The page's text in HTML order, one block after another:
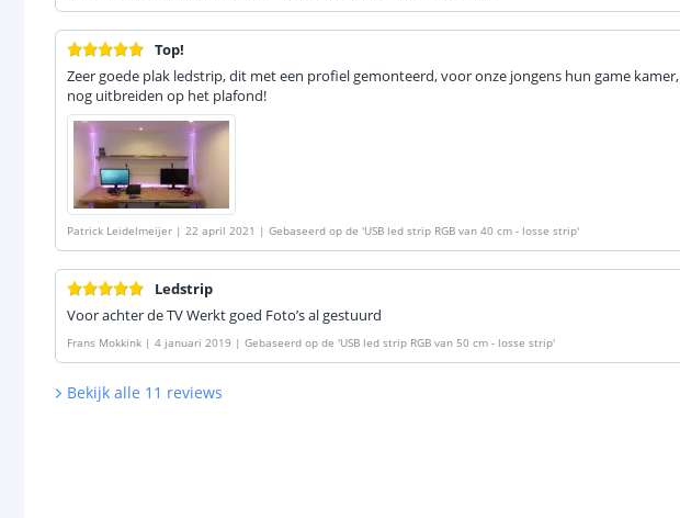
Top!
Zeer goede plak ledstrip, dit met een profiel gemonteerd, voor onze jongens hun game
nog uitbreiden op het plafond!
Patrick Leidelmeijer | 22 april 2021 | Gebaseerd op de 'USB led strip RGB van 40 cm - losse strip'
Ledstrip
Voor achter de TV Werkt goed Foto’s al gestuurd
Frans Mokkink | 4 januari 2019 | Gebaseerd op de 'USB led strip RGB van 50 cm - losse strip'
Bekijk alle 11 reviews